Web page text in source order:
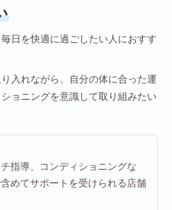
日を快適に過ごしたい人におすす
入れながら、自分の体に合った運
ョニングを意識して取り組みたい
指導、コンディショニングな
めてサポートを受けられる店舗